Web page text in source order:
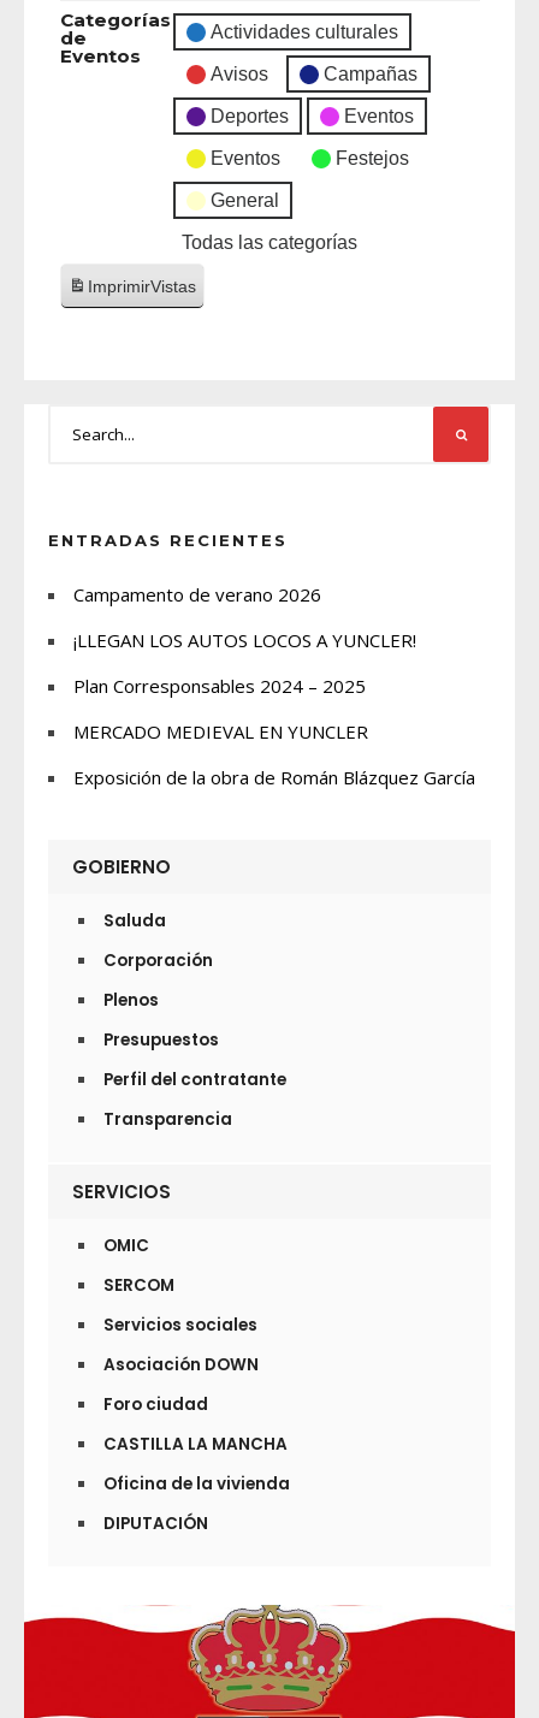
Categorías
de
Eventos
Actividades culturales
Avisos Campañas
Deportes Eventos
Eventos Festejos
General
Todas las categorías
ImprimirVistas
ENTRADAS RECIENTES
Campamento de verano 2026
¡LLEGAN LOS AUTOS LOCOS A YUNCLER!
Plan Corresponsables 2024 – 2025
MERCADO MEDIEVAL EN YUNCLER
Exposición de la obra de Román Blázquez García
GOBIERNO
Saluda
Corporación
Plenos
Presupuestos
Perfil del contratante
Transparencia
SERVICIOS
OMIC
SERCOM
Servicios sociales
Asociación DOWN
Foro ciudad
CASTILLA LA MANCHA
Oficina de la vivienda
DIPUTACIÓN